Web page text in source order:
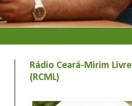
Rádio Ceará-Mirim Livre
(RCML)